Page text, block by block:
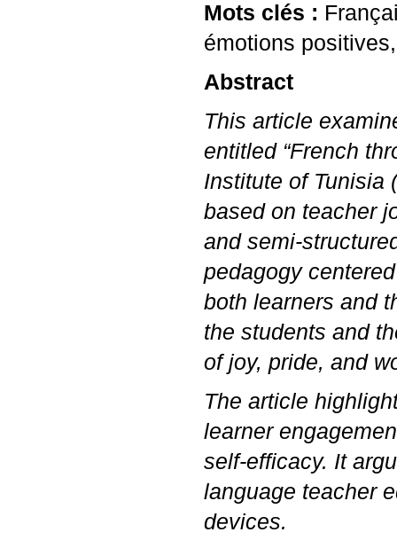
Mots clés :
émotions
Abstract
This article
entitled “French
Institute of Tunisia
based on teacher
and semi-
pedagogy
both learners and
the students and
of joy, pride, and
The article
learner
self-efficacy. It
language teacher
devices.